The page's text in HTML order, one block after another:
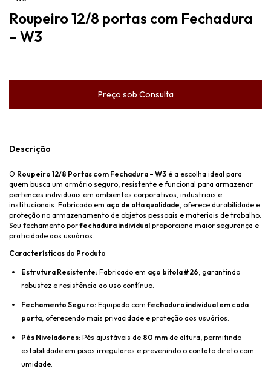
Roupeiro 12/8 portas com Fechadura
– W3
Descrição
O Roupeiro 12/8 Portas com Fechadura – W3 é a escolha ideal para
quem busca um armário seguro, resistente e funcional para armazenar
pertences individuais em ambientes corporativos, industriais e
institucionais. Fabricado em aço de alta qualidade, oferece durabilidade e
proteção no armazenamento de objetos pessoais e materiais de trabalho.
Seu fechamento porfechadura individual proporciona maior segurança e
praticidade aos usuários.
Características do Produto
Estrutura Resistente: Fabricado em aço bitola #26, garantindo
robustez e resistência ao uso contínuo.
Fechamento Seguro: Equipado comfechadura individual em cada
porta, oferecendo mais privacidade e proteção aos usuários.
Pés Niveladores: Pés ajustáveis de 80 mm de altura, permitindo
estabilidade em pisos irregulares e prevenindo o contato direto com
umidade.